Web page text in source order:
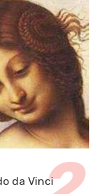
da Vinci